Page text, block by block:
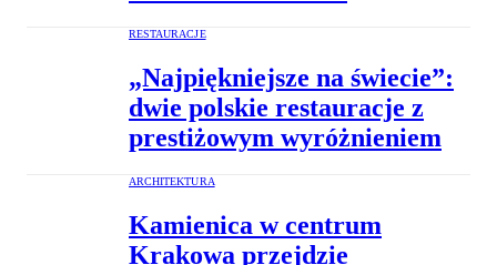
RESTAURACJE
„Najpiękniejsze na świecie”:
dwie polskie restauracje z
prestiżowym wyróżnieniem
ARCHITEKTURA
Kamienica w centrum
Krakowa przejdzie